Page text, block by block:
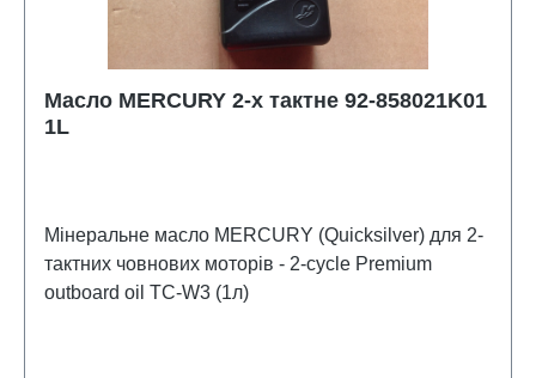
Масло MERCURY 2-х тактне 92-858021K01
1L
Мінеральне масло MERCURY (Quicksilver) для 2-
тактних човнових моторів - 2-cycle Premium
outboard oil TC-W3 (1л)